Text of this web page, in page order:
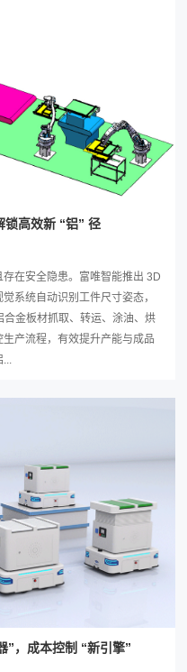
锁高效新 “铝” 径
在安全隐患。富唯智能推出 3D
系统自动识别工件尺寸姿态，
金板材抓取、转运、涂油、烘
产流程，有效提升产能与成品
”，成本控制 “新引擎”